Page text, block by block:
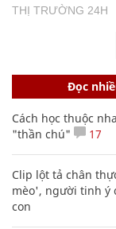
THỊ TRƯỜNG 24H
Đọc
Cách học thuộc
"thần chú"
17
Clip lột tả chân
mèo', người tinh ý
con